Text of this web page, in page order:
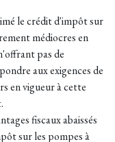
le crédit d'impôt sur
médiocres en
pas de
aux exigences de
en vigueur à cette
fiscaux abaissés
sur les pompes à